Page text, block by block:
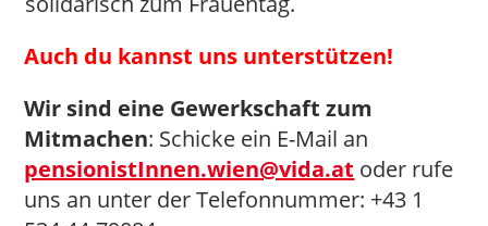
Auch du kannst uns unterstützen!
Wir sind eine Gewerkschaft zum
Mitmachen: Schicke ein E-Mail an
pensionistInnen.wien@vida.at oder rufe
uns an unter der Telefonnummer: +43 1